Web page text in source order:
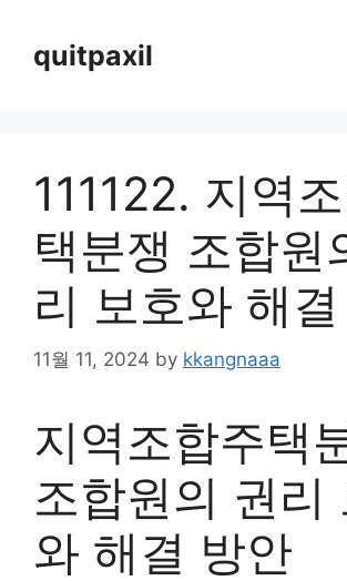
contentquitpaxil
111122. 지역
택분쟁 조합원
리 보호와 해
11월 11, 2024 by kkangnaaa
지역조합주택
조합원의 권리
와 해결 방안